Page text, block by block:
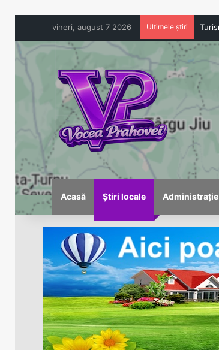
vineri, august 7 2026 Ultimele știri
Acasă Știri locale Administrație